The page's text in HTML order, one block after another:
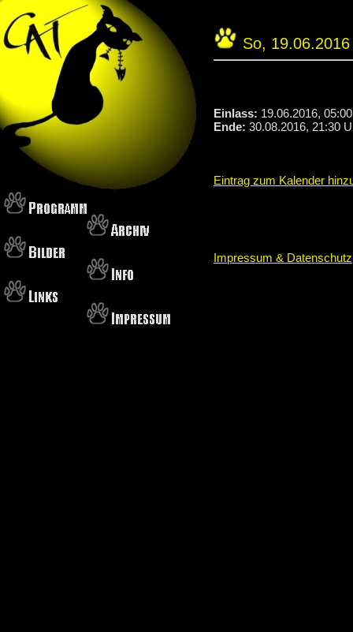
So,
Einlass: 19.06.2016,
Ende: 30.08.2016, 21:30
Eintrag zum Kalender
Impressum & Datenschutz